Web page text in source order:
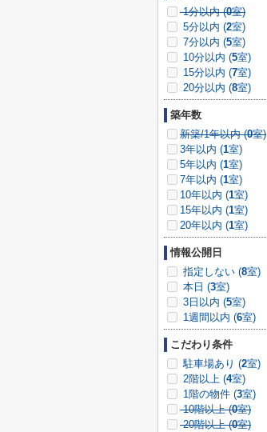
1分以内 (0室)
5分以内 (2室)
7分以内 (5室)
10分以内 (5室)
15分以内 (7室)
20分以内 (8室)
築年数
新築/1年以内 (0室)
3年以内 (1室)
5年以内 (1室)
7年以内 (1室)
10年以内 (1室)
15年以内 (1室)
20年以内 (1室)
情報公開日
指定しない (8室)
本日 (3室)
3日以内 (5室)
1週間以内 (6室)
こだわり条件
駐車場あり (2室)
2階以上 (4室)
1階の物件 (3室)
10階以上 (0室)
20階以上 (0室)